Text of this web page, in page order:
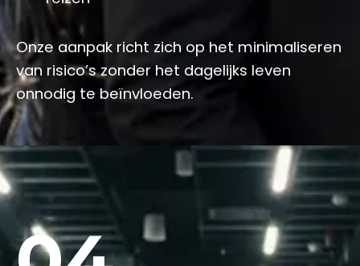
Onze aanpak richt zich op het minimaliseren
van risico’s zonder het dagelijks leven
onnodig te beïnvloeden.